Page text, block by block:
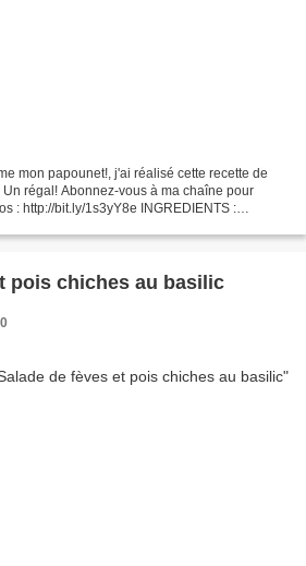
mon papounet!, j'ai réalisé cette recette de
régal! Abonnez-vous à ma chaîne pour
: http://bit.ly/1s3yY8e INGREDIENTS :
pois chiches au basilic